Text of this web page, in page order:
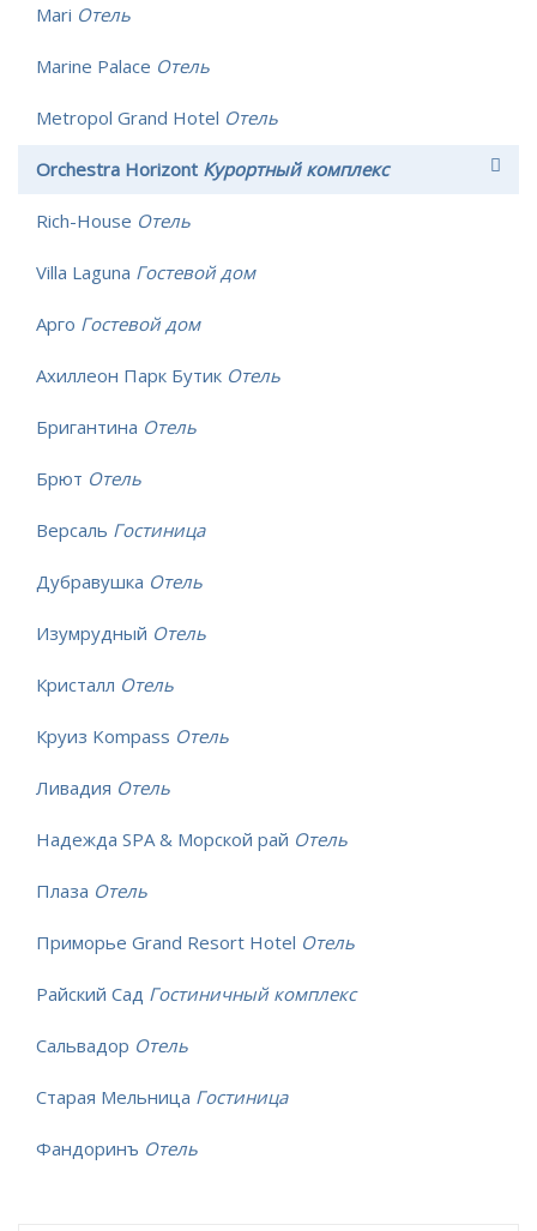
Mari Отель
Marine Palace Отель
Metropol Grand Hotel Отель
Orchestra Horizont Курортный комплекс
Rich-House Отель
Villa Laguna Гостевой дом
Арго Гостевой дом
Ахиллеон Парк Бутик Отель
Бригантина Отель
Брют Отель
Версаль Гостиница
Дубравушка Отель
Изумрудный Отель
Кристалл Отель
Круиз Kompass Отель
Ливадия Отель
Надежда SPA & Морской рай Отель
Плаза Отель
Приморье Grand Resort Hotel Отель
Райский Сад Гостиничный комплекс
Сальвадор Отель
Старая Мельница Гостиница
Фандоринъ Отель